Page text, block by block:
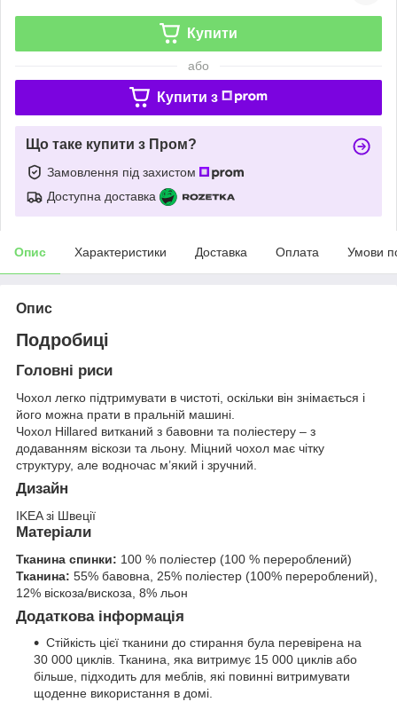
Купити
або
Купити з
Що таке купити з Пром?
Замовлення під захистом
Доступна доставка
Опис Характеристики Доставка Оплата Умови
Опис
Подробиці
Головні риси
Чохол легко підтримувати в чистоті, оскільки він знімається і
його можна прати в пральній машині.
Чохол Hillared витканий з бавовни та поліестеру – з
додаванням віскози та льону. Міцний чохол має чітку
структуру, але водночас м’який і зручний.
Дизайн
IKEA зі Швеції
Матеріали
Тканина спинки: 100 % поліестер (100 % перероблений)
Тканина: 55% бавовна, 25% поліестер (100% перероблений),
12% віскоза/вискоза, 8% льон
Додаткова інформація
Стійкість цієї тканини до стирання була перевірена на
30 000 циклів. Тканина, яка витримує 15 000 циклів або
більше, підходить для меблів, які повинні витримувати
щоденне використання в домі.